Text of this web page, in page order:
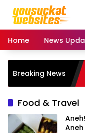
Home News
Breaking News
Smartphone Kamera
Andal
Food & Travel
Aneh